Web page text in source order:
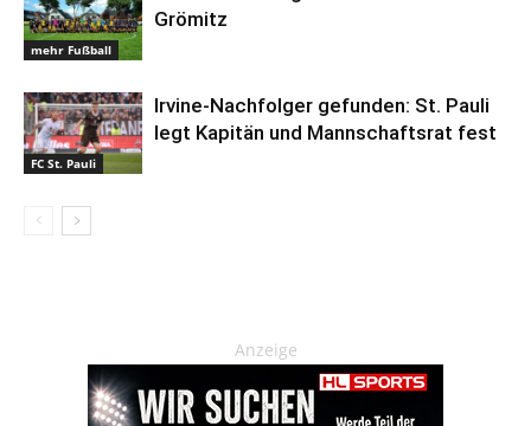
mehr Fußball
Grömitz
FC St. Pauli
Irvine-Nachfolger gefunden: St. Pauli
legt Kapitän und Mannschaftsrat fest
Anzeige